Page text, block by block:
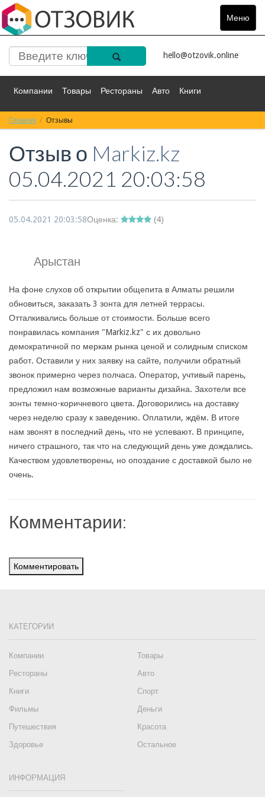
Меню
Toggle
hello@otzovik.online
Компании Товары Рестораны Авто Книги
Спорт Фильмы
Красота Здоровье Остальное
Главная Отзывы
Отзыв о Markiz.kz
05.04.2021 20:03:58
05.04.2021 20:03:58Оценка: (4)
Арыстан
На фоне слухов об открытии общепита в Алматы решили
обновиться, заказать 3 зонта для летней террасы.
Отталкивались больше от стоимости. Больше всего
понравилась компания "Markiz.kz" с их довольно
демократичной по меркам рынка ценой и солидным списком
работ. Оставили у них заявку на сайте, получили обратный
звонок примерно через полчаса. Оператор, учтивый парень,
предложил нам возможные варианты дизайна. Захотели все
зонты темно-коричневого цвета. Договорились на доставку
через неделю сразу к заведению. Оплатили, ждём. В итоге
нам звонят в последний день, что не успевают. В принципе,
ничего страшного, так что на следующий день уже дождались.
Качеством удовлетворены, но опоздание с доставкой было не
очень.
Комментарии:
Комментировать
КАТЕГОРИИ
Компании
Товары
Рестораны
Авто
Книги
Спорт
Фильмы
Деньги
Путешествия
Красота
Здоровье
Остальное
ИНФОРМАЦИЯ